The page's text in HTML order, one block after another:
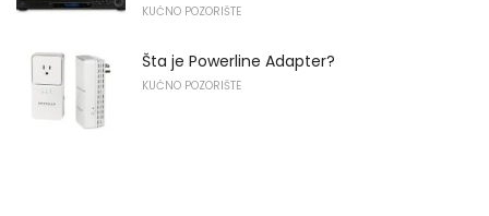
KUĆNO POZORIŠTE
Šta je Powerline Adapter?
KUĆNO POZORIŠTE